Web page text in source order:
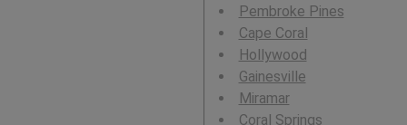
Pembroke Pines
Cape Coral
Hollywood
Gainesville
Miramar
Coral Springs